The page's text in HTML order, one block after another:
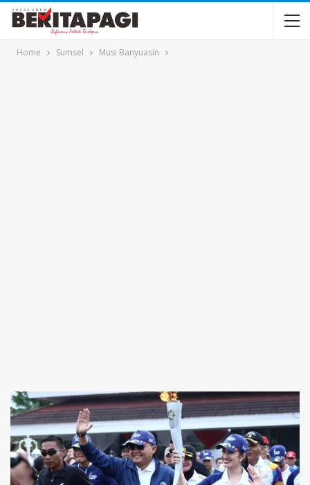
Home Sumsel Musi Banyuasin